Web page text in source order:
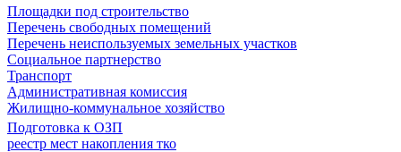
Площадки под строительство
Перечень свободных помещений
Перечень неиспользуемых земельных участков
Социальное партнерство
Транспорт
Административная комиссия
Жилищно-коммунальное хозяйство
Подготовка к ОЗП
реестр мест накопления тко